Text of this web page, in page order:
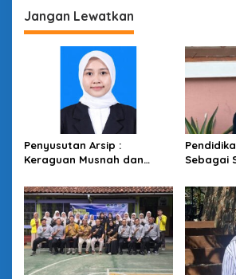
g
a
s
Jangan Lewatkan
Penyusutan Arsip :
Keraguan Musnah dan
Sebagai
Sekolah